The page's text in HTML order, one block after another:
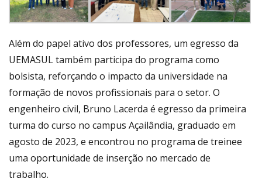
Além do papel ativo dos professores, um egresso da
UEMASUL também participa do programa como
bolsista, reforçando o impacto da universidade na
formação de novos profissionais para o setor. O
engenheiro civil, Bruno Lacerda é egresso da primeira
turma do curso no campus Açailândia, graduado em
agosto de 2023, e encontrou no programa de treinee
uma oportunidade de inserção no mercado de
trabalho.